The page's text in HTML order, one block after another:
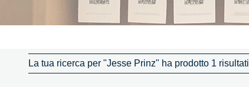
La tua ricerca per "Jesse Prinz" ha prodotto 1 risultati